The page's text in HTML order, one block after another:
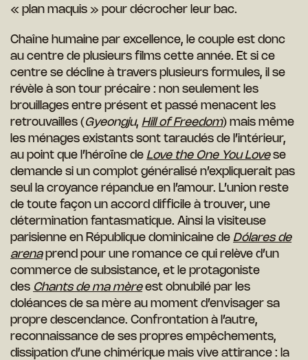
« plan maquis » pour décrocher leur bac.
Chaîne humaine par excellence, le couple est donc
au centre de plusieurs films cette année. Et si ce
centre se décline à travers plusieurs formules, il se
révèle à son tour précaire : non seulement les
brouillages entre présent et passé menacent les
retrouvailles ( Gyeongju, Hill of Freedom) mais même
les ménages existants sont taraudés de l’intérieur,
au point que l’héroïne de Love the One You Love se
demande si un complot généralisé n’expliquerait pas
seul la croyance répandue en l’amour. L’union reste
de toute façon un accord difficile à trouver, une
détermination fantasmatique. Ainsi la visiteuse
parisienne en République dominicaine de Dólares de
arena prend pour une romance ce qui relève d’un
commerce de subsistance, et le protagoniste
des Chants de ma mère est obnubilé par les
doléances de sa mère au moment d’envisager sa
propre descendance. Confrontation à l’autre,
reconnaissance de ses propres empêchements,
dissipation d’une chimérique mais vive attirance : la